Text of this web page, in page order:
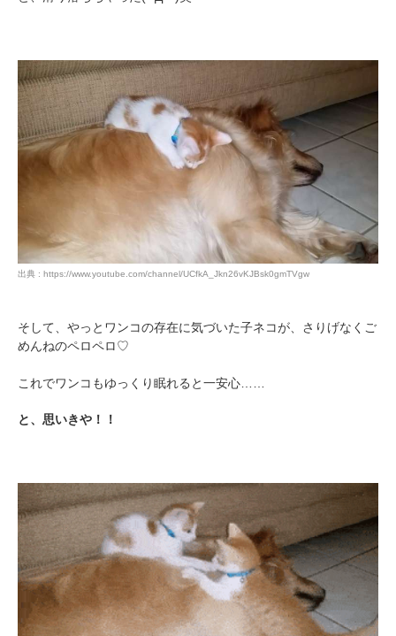
出典 : https://www.youtube.com/channel/UCfkA_Jkn26vKJBsk0gmTVgw
そして、やっとワンコの存在に気づいた子ネコが、さりげなくご
めんねのペロペロ♡
これでワンコもゆっくり眠れると一安心……
と、思いきや！！
閉じる
PECOアプリをダウンロード済みの方
アプリで開く